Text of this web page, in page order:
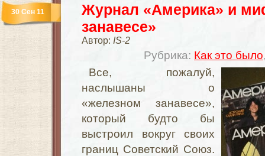
Журнал «Америка» и
занавесе»
Автор: IS-2
Рубрика: Как это было
30 Сен 11
Все, пожалуй,
наслышаны о
«железном занавесе»,
который будто бы
выстроил вокруг своих
границ Советский Союз.